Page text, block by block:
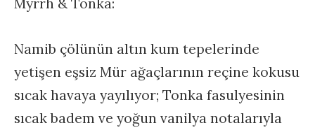
Myrrh & Tonka:
Namib çölünün altın kum tepelerinde
yetişen eşsiz Mür ağaçlarının reçine kokusu
sıcak havaya yayılıyor; Tonka fasulyesinin
sıcak badem ve yoğun vanilya notalarıyla